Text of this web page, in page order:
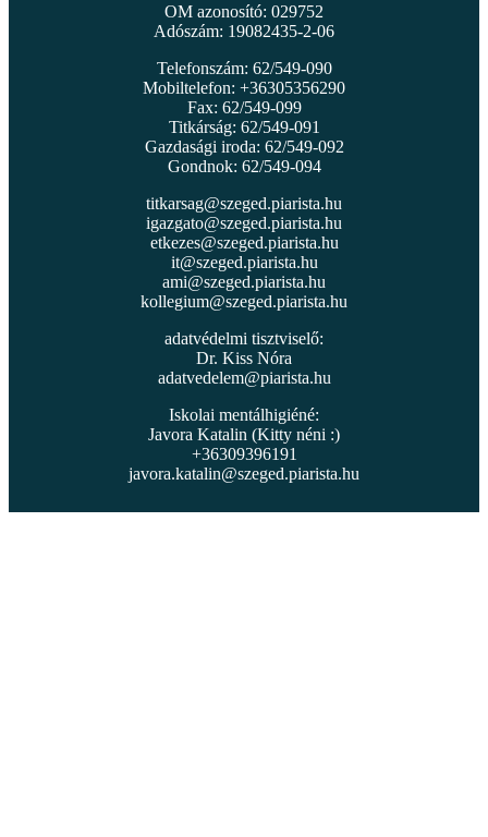
OM azonosító: 029752
Adószám: 19082435-2-06
Telefonszám: 62/549-090
Mobiltelefon: +36305356290
Fax: 62/549-099
Titkárság: 62/549-091
Gazdasági iroda: 62/549-092
Gondnok: 62/549-094
titkarsag@szeged.piarista.hu
igazgato@szeged.piarista.hu
etkezes@szeged.piarista.hu
it@szeged.piarista.hu
ami@szeged.piarista.hu
kollegium@szeged.piarista.hu
adatvédelmi tisztviselő:
Dr. Kiss Nóra
adatvedelem@piarista.hu
Iskolai mentálhigiéné:
Javora Katalin (Kitty néni :)
+36309396191
javora.katalin@szeged.piarista.hu